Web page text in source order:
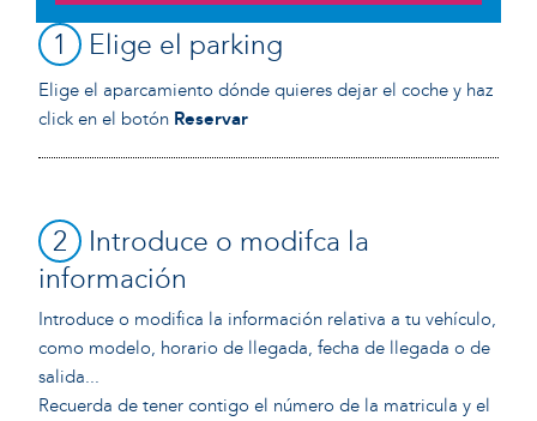
1 Elige el parking
Elige el aparcamiento dónde quieres dejar el coche y haz
click en el botón Reservar
2
Introduce o modifca la
información
Introduce o modifica la información relativa a tu vehículo,
como modelo, horario de llegada, fecha de llegada o de
salida...
Recuerda de tener contigo el número de la matricula y el